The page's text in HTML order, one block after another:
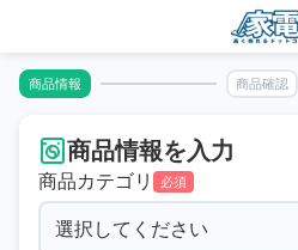
商品情報 商品確認
商品情報を入力
商品カテゴリ 必須